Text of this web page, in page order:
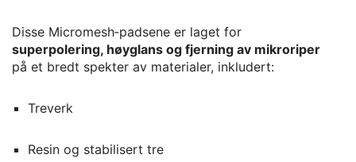
Disse Micromesh‑padsene er laget for
superpolering, høyglans og fjerning av mikroriper
på et bredt spekter av materialer, inkludert:
Treverk
Resin og stabilisert tre